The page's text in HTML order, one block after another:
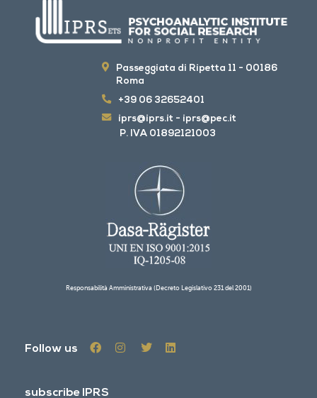
Passeggiata di Ripetta 11 - 00186
Roma
+39 06 32652401
iprs@iprs.it - iprs@pec.it
P. IVA 01892121003
Responsabilità Amministrativa (Decreto Legislativo 231 del 2001)
Follow us
subscribe IPRS